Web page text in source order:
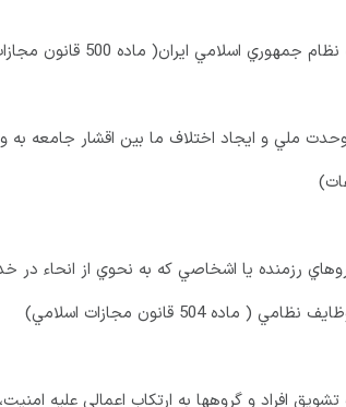
رزمنده يا اشخاصي كه به نحوي از انحاء
( ماده 504 قانون مجازات اسلامي)
افراد و گروهها به ارتكاب اعمالي عليه